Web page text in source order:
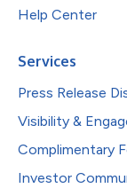
Help Center
Services
Press Release
Visibility &
Complimentary
Investor